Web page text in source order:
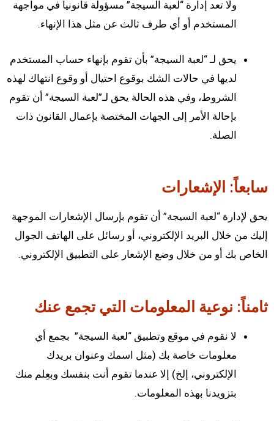
ولا تعد إدارة “لعبة السيجة” مسؤولة قانونياً في مواجهة
المستخدم أو أي طرف ثالث عن مثل هذا الإنهاء.
يحق لـ “لعبة السيجة” بأن تقوم بإنهاء حساب المستخدم
لديها في حالات الشك بوقوع احتيال أو وقوع انتهاك لهذه
الشروط، وفي هذه الحالة يحق لـ”لعبة السيجة” أن تقوم
بإحالة الأمر إلى الجهات المختصة بإعمال القانون ذات
الصلة.
سابعاً: الإشعارات
يحق لإدارة “لعبة السيجة” أن تقوم بإرسال الإشعارات الموجهة
إليك من خلال البريد الإلكتروني، أو رسائل على الهاتف الجوال
الخاص بك أو من خلال وضع الإشعار على التطبيق الإلكتروني.
ثامناً: نوعية المعلومات التي تجمع عنك
لا نقوم في موقع وتطبيق “لعبة السيجة” بجمع أي
معلومات خاصة بك (مثل اسمك وعنوان بريدك
الإلكتروني، إلخ) إلا عندما تقوم أنت بنفسك وبعِلم منك
بتزويدنا بهذه المعلومات.